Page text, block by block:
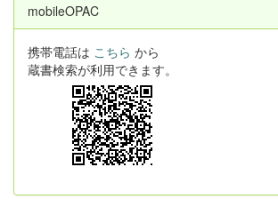
mobileOPAC
携帯電話は こちら から
蔵書検索が利用できます。